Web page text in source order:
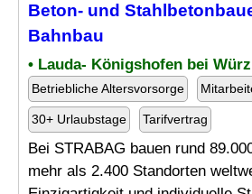
Beton- und
Bahnbau
• Lauda- Königshofen bei
Betriebliche Altersvorsorge
30+ Urlaubstage Tarifvertrag
Bei STRABAG bauen rund
mehr als 2.400 Standorten